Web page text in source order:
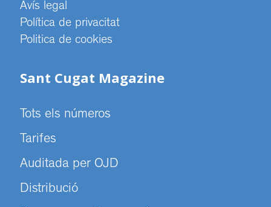
Avís legal
Política de privacitat
Politica de cookies
Sant Cugat Magazine
Tots els números
Tarifes
Auditada per OJD
Distribució